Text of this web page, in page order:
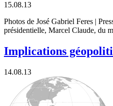
15.08.13
Photos de José Gabriel Feres |
présidentielle, Marcel Claude, du
Implications
14.08.13